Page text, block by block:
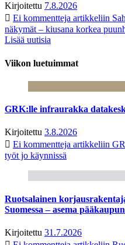
Kirjoitettu 7.8.2026
Ei kommentteja artikkeliin
näkymät – kiusana korkea
Lisää uutisia
Viikon luetuimmat
GRK:lle infraurakka
Kirjoitettu 3.8.2026
Ei kommentteja artikkeliin
työt jo käynnissä
Ruotsalainen
Suomessa – asema
Kirjoitettu 31.7.2026